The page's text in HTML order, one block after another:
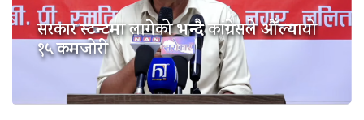
सरकार स्टन्टमा लागेको भन्दै कांग्रेसले औँल्यायो
१५ कमजोरी